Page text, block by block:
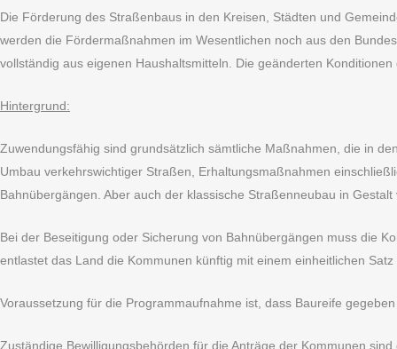
Die Förderung des Straßenbaus in den Kreisen, Städten und
werden die Fördermaßnahmen im Wesentlichen noch aus den
vollständig aus eigenen Haushaltsmitteln. Die geänderten
Hintergrund:
Zuwendungsfähig sind grundsätzlich sämtliche Maßnahmen, die in
Umbau verkehrswichtiger Straßen, Erhaltungsmaßnahmen
Bahnübergängen. Aber auch der klassische Straßenneubau in
Bei der Beseitigung oder Sicherung von Bahnübergängen muss die
entlastet das Land die Kommunen künftig mit einem einheitlichen
Voraussetzung für die Programmaufnahme ist, dass Baureife
Zuständige Bewilligungsbehörden für die Anträge der Kommunen